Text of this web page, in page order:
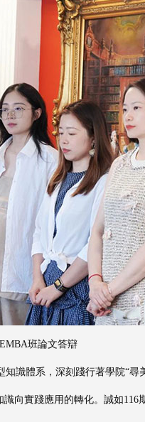
班論文答辯
識體系，深刻踐行著學院“尋
向實踐應用的轉化。誠如